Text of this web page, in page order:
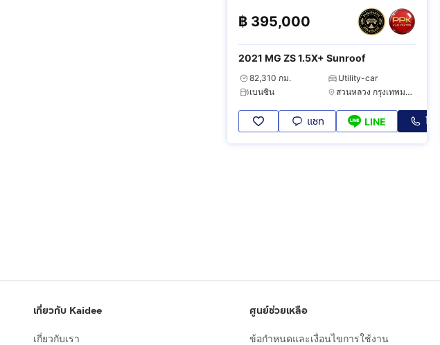
฿ 395,000
2021 MG ZS 1.5X+ Sunroof
82,310 กม.
Utility-car
เบนซิน
สวนหลวง กรุงเทพมหานคร
แชท LINE โทร
เกี่ยวกับ Kaidee
เกี่ยวกับเรา
ศูนย์ช่วยเหลือ
ข้อกำหนดและเงื่อนไขการใช้งาน